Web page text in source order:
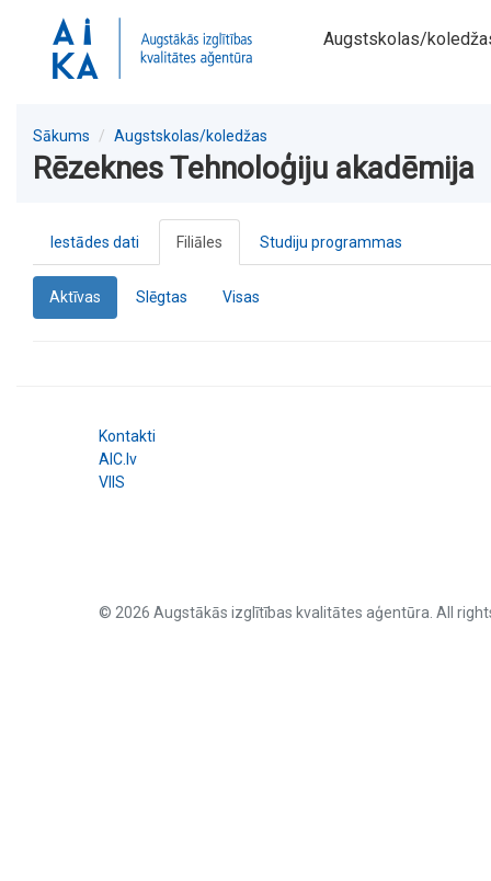
Augstskolas/
Sākums Augstskolas/koledžas
Rēzeknes Tehnoloģiju akadēmija
Iestādes dati Filiāles Studiju programmas
Aktīvas Slēgtas Visas
Kontakti
AIC.lv
VIIS
© 2026 Augstākās izglītības kvalitātes aģentūra. All